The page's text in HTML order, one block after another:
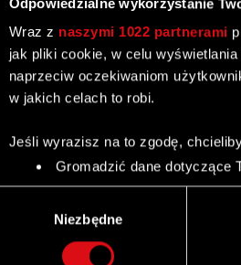
Odpowiedzialne wykorzystanie
Wraz z naszymi 1022 partnerami
jak pliki cookie, w celu
naprzeciw oczekiwaniom
w jakich celach to robi.
Jeśli wyrazisz na to zgodę,
Gromadzić dane dotyczące
Identyfikować Twoje
Dowiedz się więcej odnośnie tego,
szczegółów . W Deklaracji plików
Niezbędne
raport kwartalny za III